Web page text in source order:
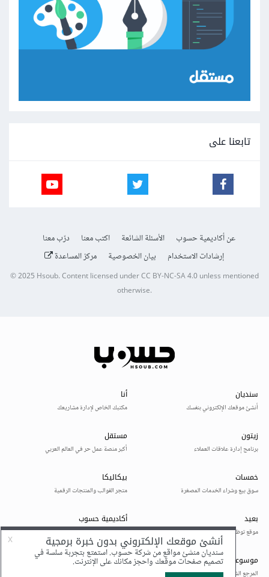
تابعنا على
عن أكاديمية حسوب الأسئلة الشائعة اكتب معنا
درّب معنا
إرشادات الاستخدام
بيان الخصوصية مركز المساعدة
© 2025Hsoub.Content licensed underCC BY-NC-SA 4.0unless mentioned
otherwise.